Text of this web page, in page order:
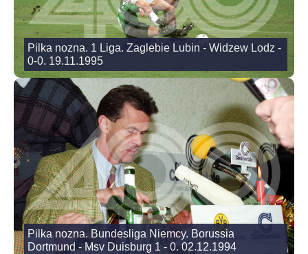
Pilka nozna. 1 Liga. Zaglebie Lubin - Widzew Lodz -
0-0. 19.11.1995
Pilka nozna. Bundesliga Niemcy. Borussia
Dortmund - Msv Duisburg 1 - 0. 02.12.1994